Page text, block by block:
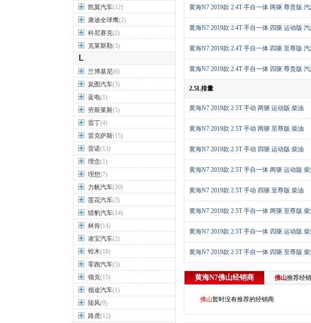
凯翼汽车(12)
康迪全球鹰(2)
科尼赛克(2)
克莱斯勒(3)
L
兰博基尼(6)
岚图汽车(3)
蓝电(1)
劳斯莱斯(5)
雷丁(4)
雷克萨斯(15)
雷诺(13)
理念(1)
理想(7)
力帆汽车(20)
莲花汽车(3)
猎豹汽车(14)
林肯(14)
凌宝汽车(2)
铃木(18)
零跑汽车(5)
领克(15)
领途汽车(1)
陆风(9)
路虎(12)
黄海N7 2019款 2.4T 手自一体 两驱 尊贵版 汽
黄海N7 2019款 2.4T 手自一体 四驱 运动版 汽
黄海N7 2019款 2.4T 手自一体 四驱 至尊版 汽
黄海N7 2019款 2.4T 手自一体 四驱 尊贵版 汽
2.5L排量
黄海N7 2019款 2.5T 手动 两驱 运动版 柴油
黄海N7 2019款 2.5T 手动 两驱 至尊版 柴油
黄海N7 2019款 2.5T 手动 四驱 运动版 柴油
黄海N7 2019款 2.5T 手自一体 两驱 运动版 柴
黄海N7 2019款 2.5T 手动 四驱 至尊版 柴油
黄海N7 2019款 2.5T 手自一体 两驱 至尊版 柴
黄海N7 2019款 2.5T 手自一体 四驱 运动版 柴
黄海N7 2019款 2.5T 手自一体 四驱 至尊版 柴
黄海N7佛山经销商 佛山推荐经
佛山暂时没有推荐的经销商